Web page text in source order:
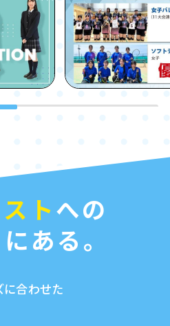
トへの
ある。
合わせた